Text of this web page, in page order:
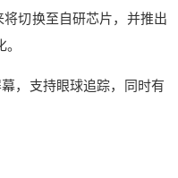
切换至自研芯片，并推出
，支持眼球追踪，同时有
推出 DTK 方便开发
苹果 MR 设备将采